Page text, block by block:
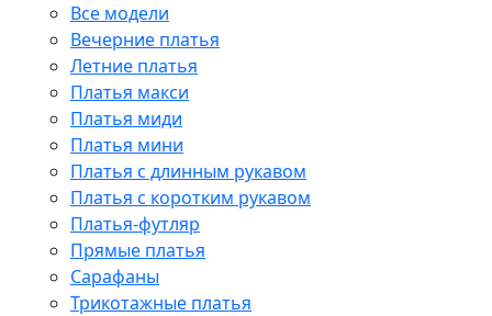
Все модели
Вечерние платья
Летние платья
Платья макси
Платья миди
Платья мини
Платья с длинным рукавом
Платья с коротким рукавом
Платья-футляр
Прямые платья
Сарафаны
Трикотажные платья